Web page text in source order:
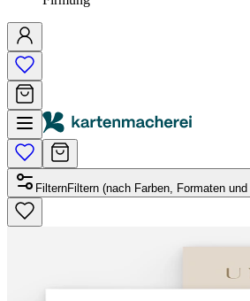
FilternFiltern (nach Farben, Formaten und